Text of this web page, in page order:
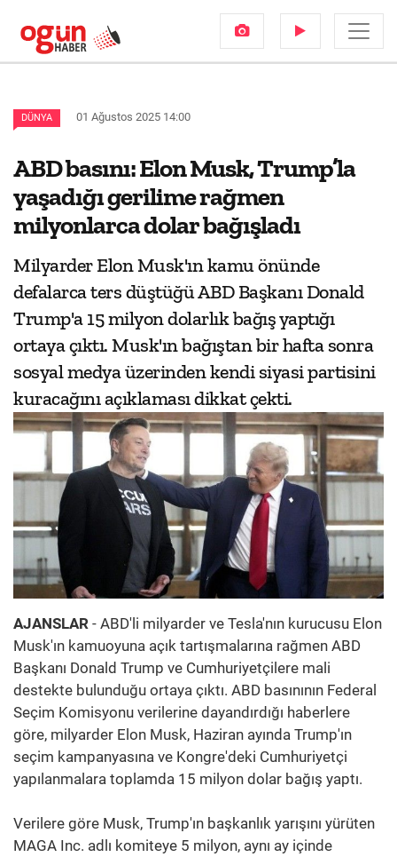
DÜNYA 01 Ağustos 2025 14:00
ABD basını: Elon Musk, Trump’la
yaşadığı gerilime rağmen
milyonlarca dolar bağışladı
Milyarder Elon Musk'ın kamu önünde
defalarca ters düştüğü ABD Başkanı Donald
Trump'a 15 milyon dolarlık bağış yaptığı
ortaya çıktı. Musk'ın bağıştan bir hafta sonra
sosyal medya üzerinden kendi siyasi partisini
kuracağını açıklaması dikkat çekti.
AJANSLAR - ABD'li milyarder ve Tesla'nın kurucusu Elon
Musk'ın kamuoyuna açık tartışmalarına rağmen ABD
Başkanı Donald Trump ve Cumhuriyetçilere mali
destekte bulunduğu ortaya çıktı. ABD basınının Federal
Seçim Komisyonu verilerine dayandırdığı haberlere
göre, milyarder Elon Musk, Haziran ayında Trump'ın
seçim kampanyasına ve Kongre'deki Cumhuriyetçi
yapılanmalara toplamda 15 milyon dolar bağış yaptı.
Verilere göre Musk, Trump'ın başkanlık yarışını yürüten
MAGA Inc. adlı komiteye 5 milyon, aynı ay içinde